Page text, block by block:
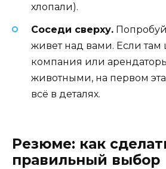
хлопали).
Соседи сверху.
живет над вами. Если там
компания или
животными, на первом
всё в деталях.
Резюме: как
правильный выбор